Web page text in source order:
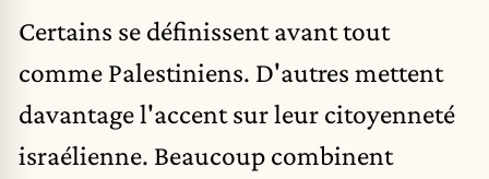
Certains se définissent avant tout
comme Palestiniens. D'autres mettent
davantage l'accent sur leur citoyenneté
israélienne. Beaucoup combinent